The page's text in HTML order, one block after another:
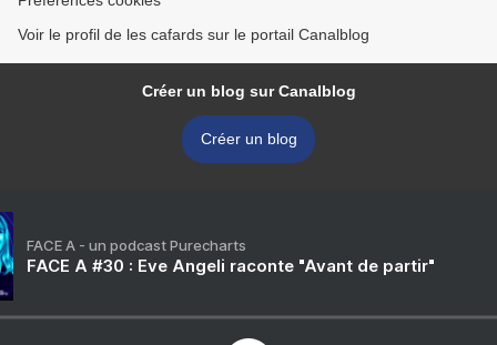
Voir le profil de les cafards sur le portail Canalblog
Créer un blog sur Canalblog
Créer un blog
FACE A - un podcast Purecharts
FACE A #30 : Eve Angeli raconte "Avant de partir"